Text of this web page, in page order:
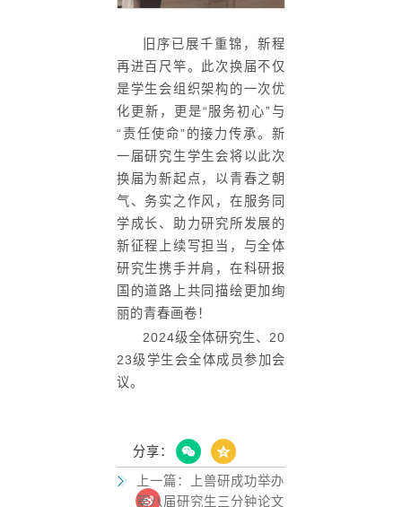
旧序已展千重锦，新程
再进百尺竿。此次换届不仅
是学生会组织架构的一次优
化更新，更是“服务初心”与
“责任使命”的接力传承。新
一届研究生学生会将以此次
换届为新起点，以青春之朝
气、务实之作风，在服务同
学成长、助力研究所发展的
新征程上续写担当，与全体
研究生携手并肩，在科研报
国的道路上共同描绘更加绚
丽的青春画卷！
2024级全体研究生、20
23级学生会全体成员参加会
议。
分享：
上一篇：
上兽研成功举办
第八届研究生三分钟论文